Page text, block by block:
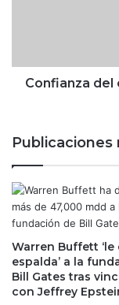
a
r
b
a
n
a
d
a
d
a
o
n
s
u
m
i
d
o
r
m
Confianza del
Publicaciones
Warren Buffett ‘le
espalda’ a la
Bill Gates tras
con Jeffrey